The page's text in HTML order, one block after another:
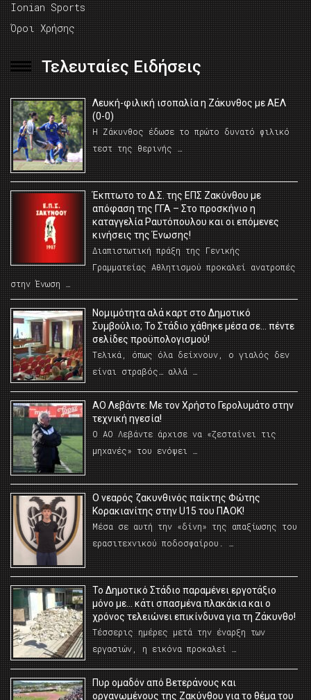
Ionian Sports
Όροι Χρήσης
Τελευταίες Ειδήσεις
Λευκή-φιλική ισοπαλία η Ζάκυνθος με ΑΕΛ
(0-0)
Η Ζάκυνθος έδωσε το πρώτο δυνατό φιλικό
τεστ της θερινής …
Έκπτωτο το Δ.Σ. της ΕΠΣ Ζακύνθου με
απόφαση της ΓΓΑ – Στο προσκήνιο η
καταγγελία Ραυτόπουλου και οι επόμενες
κινήσεις της Ένωσης!
Διαπιστωτική πράξη της Γενικής
Γραμματείας Αθλητισμού προκαλεί ανατροπές
στην Ένωση …
Νομιμότητα αλά καρτ στο Δημοτικό
Συμβούλιο; Το Στάδιο χάθηκε μέσα σε… πέντε
σελίδες προϋπολογισμού!
Τελικά, όπως όλα δείχνουν, ο γιαλός δεν
είναι στραβός… αλλά …
ΑΟ Λεβάντε: Με τον Χρήστο Γερολυμάτο στην
τεχνική ηγεσία!
Ο ΑΟ Λεβάντε άρχισε να «ζεσταίνει τις
μηχανές» του ενόψει …
O νεαρός ζακυνθινός παίκτης Φώτης
Κορακιανίτης στην U15 του ΠΑΟΚ!
Μέσα σε αυτή την «δίνη» της απαξίωσης του
ερασιτεχνικού ποδοσφαίρου. …
Το Δημοτικό Στάδιο παραμένει εργοτάξιο
μόνο με… κάτι σπασμένα πλακάκια και ο
χρόνος τελειώνει επικίνδυνα για τη Ζάκυνθο!
Τέσσερις ημέρες μετά την έναρξη των
εργασιών, η εικόνα προκαλεί …
Πυρ ομαδόν από Βετεράνους και
οργανωμένους της Ζακύνθου για το θέμα του